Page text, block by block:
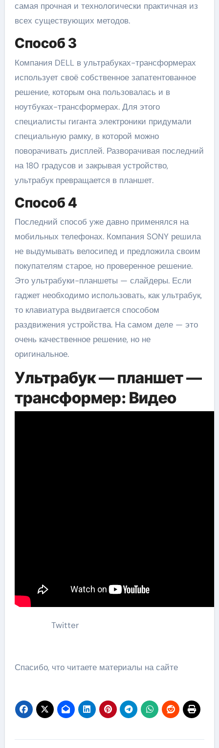
самая прочная и технологически практичная из
всех существующих методов.
Способ 3
Компания DELL в ультрабуках-трансформерах
использует своё собственное запатентованное
решение, которым она пользовалась и в
ноутбуках-трансформерах. Для этого
специалисты гиганта электроники придумали
специальную рамку, в которой можно
поворачивать дисплей. Разворачивая последний
на 180 градусов и закрывая устройство,
ультрабук превращается в планшет.
Способ 4
Последний способ уже давно применялся на
мобильных телефонах. Компания SONY решила
не выдумывать велосипед и предложила своим
покупателям старое, но проверенное решение.
Это ультрабуки-планшеты — слайдеры. Если
гаджет необходимо использовать, как ультрабук,
то клавиатура выдвигается способом
раздвижения устройства. На самом деле — это
очень качественное решение, но не
оригинальное.
Ультрабук — планшет —
трансформер: Видео
Twitter
Спасибо, что читаете материалы на сайте